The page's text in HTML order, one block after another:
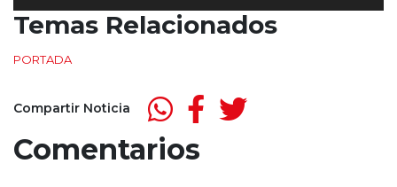
de
audio
Temas Relacionados
PORTADA
Compartir Noticia
Comentarios